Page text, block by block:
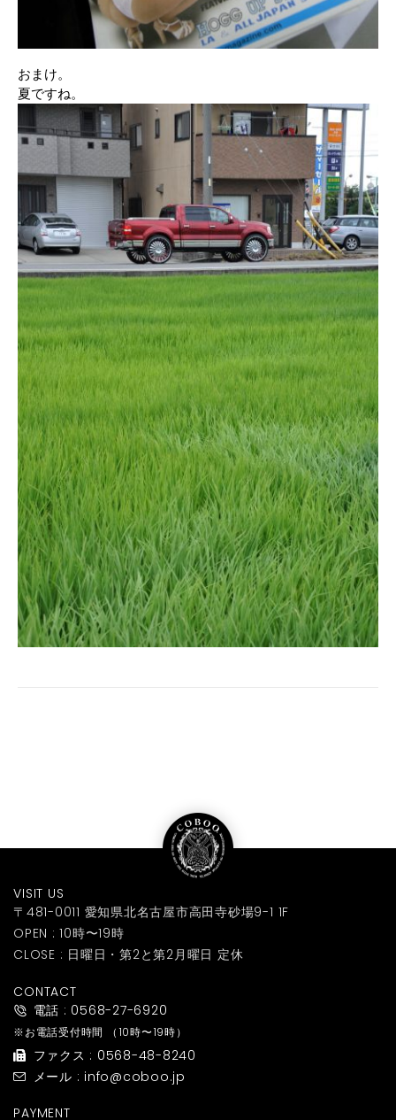
おまけ。
夏ですね。
VISIT US
〒481-0011 愛知県北名古屋市高田寺砂場9-1 1F
OPEN : 10時〜19時
CLOSE : 日曜日・第2と第2月曜日 定休
CONTACT
電話 : 0568-27-6920
※お電話受付時間 （10時〜19時）
ファクス : 0568-48-8240
メール : info@coboo.jp
PAYMENT